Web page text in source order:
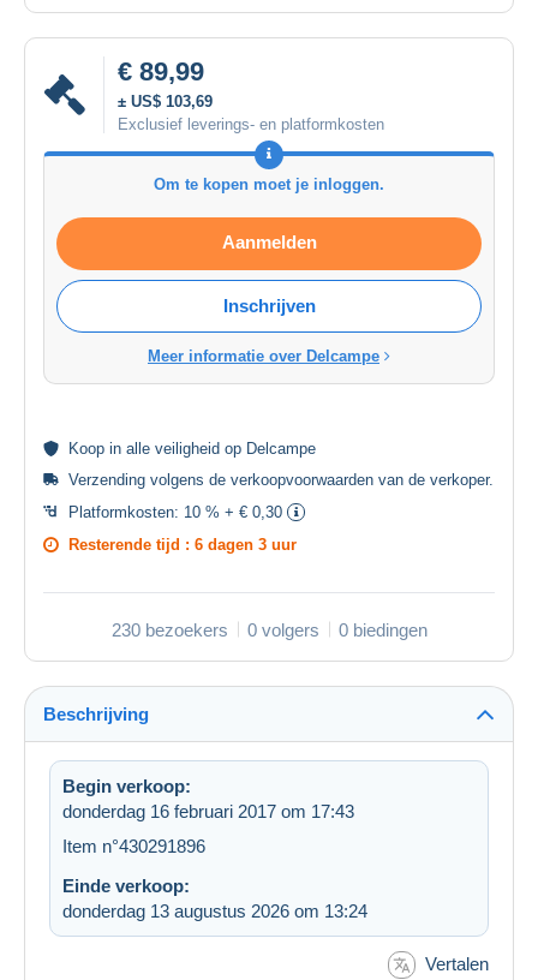
€ 89,99
± US$ 103,69
Exclusief leverings- en platformkosten
Om te kopen moet je inloggen.
Aanmelden
Inschrijven
Meer informatie over Delcampe
Koop in alle veiligheid op Delcampe
Verzending volgens de verkoopvoorwaarden van de verkoper.
Platformkosten: 10 % + € 0,30
Resterende tijd : 6 dagen 3 uur
230 bezoekers 0 volgers 0 biedingen
Beschrijving
Begin verkoop:
donderdag 16 februari 2017 om 17:43
Item n°430291896
Einde verkoop:
donderdag 13 augustus 2026 om 13:24
Vertalen